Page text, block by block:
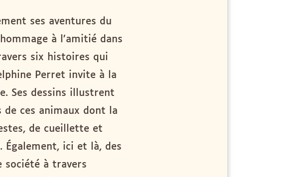
ses aventures du
à l’amitié dans
six histoires qui
Perret invite à la
Ses dessins illustrent
de ces animaux dont la
de cueillette et
Également, ici et là, des
société à travers